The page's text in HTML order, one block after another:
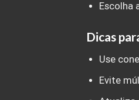
Escolha
Dicas
Use
Evite